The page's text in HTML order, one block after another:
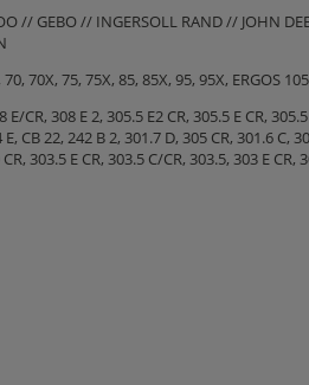
// GEBO // INGERSOLL RAND // JOHN
70X, 75, 75X, 85, 85X, 95, 95X, ERGOS
308 E 2, 305.5 E2 CR, 305.5 E CR,
CB 22, 242 B 2, 301.7 D, 305 CR, 301.6
303.5 E CR, 303.5 C/CR, 303.5, 303 E